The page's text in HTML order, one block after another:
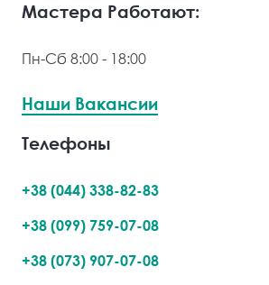
Мастера Работают:
Пн-Сб 8:00 - 18:00
Наши Вакансии
Телефоны
+38 (044) 338-82-83
+38 (099) 759-07-08
+38 (073) 907-07-08